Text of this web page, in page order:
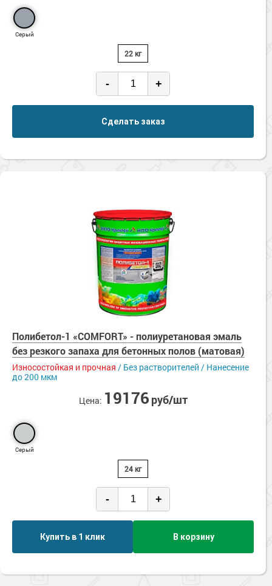
Серый
22 кг
- +
Сделать заказ
Полибетол-1 «COMFORT» - полиуретановая эмаль
без резкого запаха для бетонных полов (матовая)
Износостойкая и прочная / Без растворителей / Нанесение
до 200 мкм
Цена: 19176 руб/шт
Серый
24 кг
- +
Купить в 1 клик В корзину